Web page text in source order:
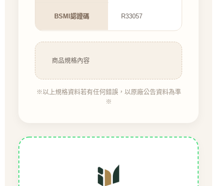
BSMI認證碼 R33057
商品規格內容
※以上規格資料若有任何錯誤，以原廠公告資料為準
※